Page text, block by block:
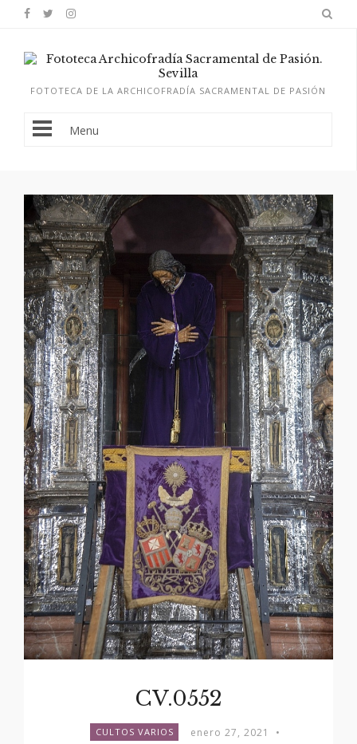
FOTOTECA DE LA ARCHICOFRADÍA SACRAMENTAL DE PASIÓN
Menu
CV.0552
CULTOS VARIOS enero 27, 2021
•